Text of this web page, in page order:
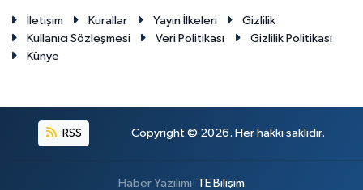
İletişim Kurallar Yayın İlkeleri
Gizlilik
Kullanıcı Sözleşmesi
Veri Politikası
Gizlilik Politikası
Künye
RSS Copyright © 2026. Her hakkı saklıdır.
Haber Yazılımı: TE Bilişim